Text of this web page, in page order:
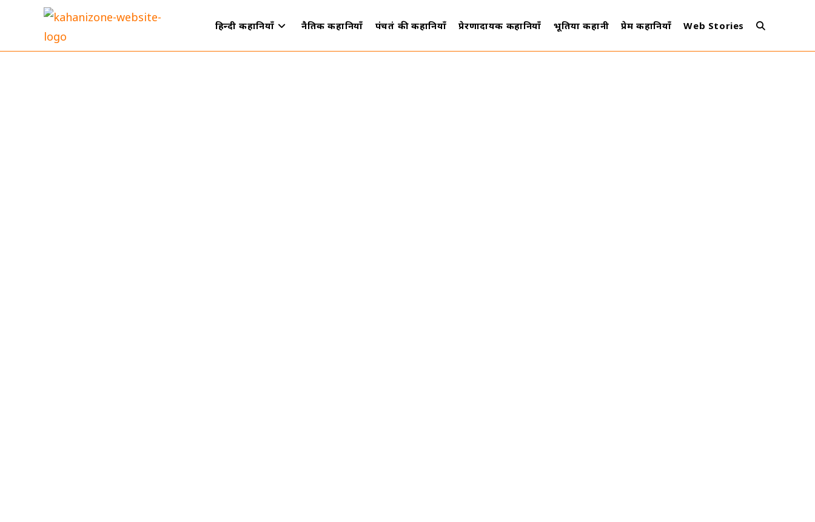
हिन्दी कहानियाँ नैतिक कहानियाँ पंचतंत्र की कहानियाँ प्रेरणादायक कहानियाँ भूतिया कहानी प्रेम कहानियाँ Web Stories